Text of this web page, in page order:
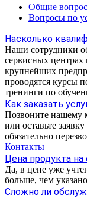
Общие
Вопросы по
Насколько
Наши сотрудники
сервисных
крупнейших
проводятся курсы
тренинги по
Как заказать
Позвоните нашему
или оставьте
обязательно
Контакты
Цена продукта
Да, в цене уже
больше, чем
Сложно ли